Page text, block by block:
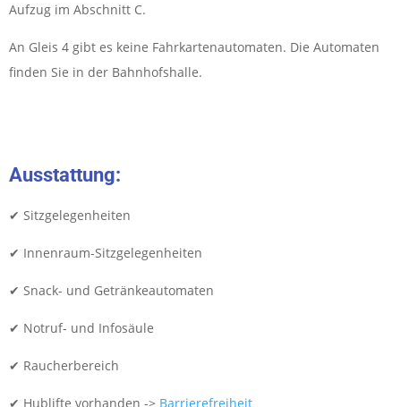
Aufzug im Abschnitt C.
An Gleis 4 gibt es keine Fahrkartenautomaten. Die Automaten
finden Sie in der Bahnhofshalle.
Ausstattung:
✔ Sitzgelegenheiten
✔ Innenraum-Sitzgelegenheiten
✔ Snack- und Getränkeautomaten
✔ Notruf- und Infosäule
✔ Raucherbereich
✔ Hublifte vorhanden -> Barrierefreiheit